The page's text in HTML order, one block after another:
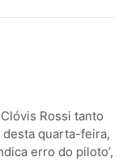
Rossi tanto
desta quarta-feira,
erro do piloto’,